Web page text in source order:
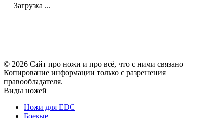
Загрузка ...
© 2026 Сайт про ножи и про всё, что с ними связано.
Копирование информации только с разрешения
правообладателя.
Виды ножей
Ножи для EDC
Боевые